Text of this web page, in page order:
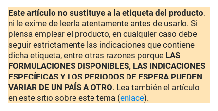
Este artículo no sustituye a la etiqueta del producto,
ni le exime de leerla atentamente antes de usarlo. Si
piensa emplear el producto, en cualquier caso debe
seguir estrictamente las indicaciones que contiene
dicha etiqueta, entre otras razones porque LAS
FORMULACIONES DISPONIBLES, LAS INDICACIONES
ESPECÍFICAS Y LOS PERIODOS DE ESPERA PUEDEN
VARIAR DE UN PAÍS A OTRO. Lea también el artículo
en este sitio sobre este tema (enlace).